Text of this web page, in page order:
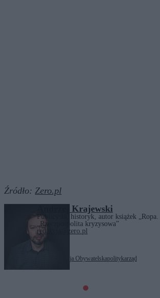
Źródło: Zero.pl
Andrzej Krajewski
Publicysta, historyk, autor książek
„Rzeczpospolita kryzysowa”
redakcja@zero.pl
Koalicja Obywatelskapolitykarząd